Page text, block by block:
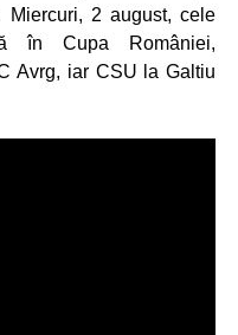
Miercuri, 2 august, cele
în Cupa României,
Avrg, iar CSU la Galtiu